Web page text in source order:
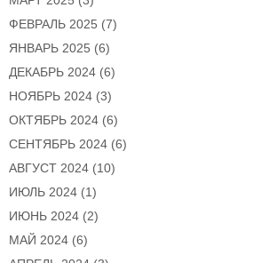
ФЕВРАЛЬ 2025 (7)
ЯНВАРЬ 2025 (6)
ДЕКАБРЬ 2024 (6)
НОЯБРЬ 2024 (3)
ОКТЯБРЬ 2024 (6)
СЕНТЯБРЬ 2024 (6)
АВГУСТ 2024 (10)
ИЮЛЬ 2024 (1)
ИЮНЬ 2024 (2)
МАЙ 2024 (6)